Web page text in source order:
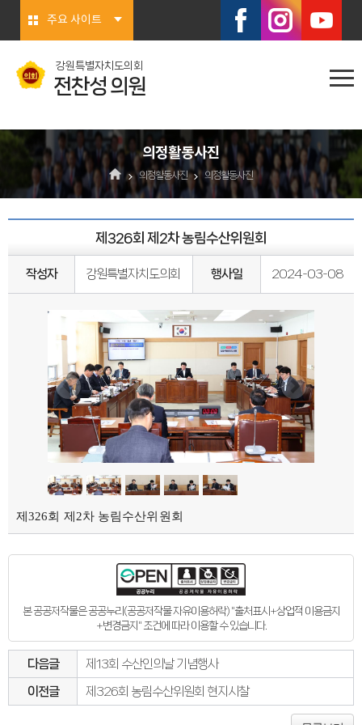
주요 사이트
강원특별자치도의회
전찬성 의원
의정활동사진
의정활동사진 의정활동사진
제326회 제2차 농림수산위원회
작성자 강원특별자치도의회 행사일 2024-03-08
제326회 제2차 농림수산위원회
본 공공저작물은 공공누리(공공저작물 자유이용허락) "출처표시+상업적 이용금지
+변경금지" 조건에 따라 이용할 수 있습니다.
다음글
제13회 수산인의날 기념행사
이전글
제326회 농림수산위원회 현지시찰